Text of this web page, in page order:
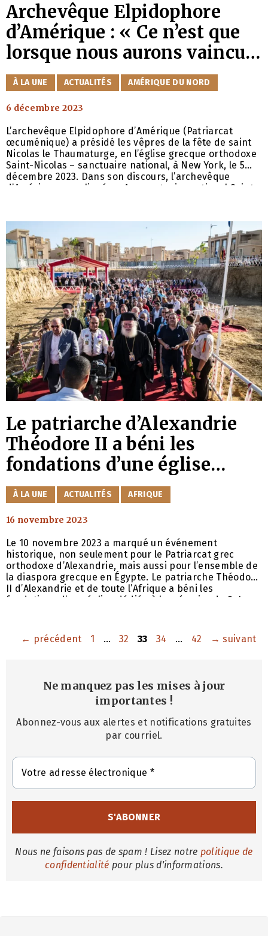
Archevêque Elpidophore
d’Amérique : « Ce n’est que
lorsque nous aurons vaincu
nos passions que nous
pourrons représenter la
volonté de Dieu dans notre
vie
CATÉGORIES
À LA UNE ACTUALITÉS AMÉRIQUE DU NORD
6 décembre 2023
L’archevêque Elpidophore d’Amérique (Patriarcat
œcuménique) a présidé les vêpres de la fête de saint
Nicolas le Thaumaturge, en l’église grecque orthodoxe
Saint-Nicolas – sanctuaire national, à New York, le 5
décembre 2023. Dans son discours, l’archevêque
d’Amérique a souligné : « Au sanctuaire national Saint-
de la précieuse relique sacrée de sa sainte main,
offerte par
Le patriarche d’Alexandrie
Théodore II a béni les
fondations d’une église
orthodoxe dans la nouvelle
capitale administrative
égyptienne
CATÉGORIES
À LA UNE ACTUALITÉS AFRIQUE
16 novembre 2023
Le 10 novembre 2023 a marqué un événement
historique, non seulement pour le Patriarcat grec
orthodoxe d’Alexandrie, mais aussi pour l’ensemble de
la diaspora grecque en Égypte. Le patriarche Théodore
II d’Alexandrie et de toute l’Afrique a béni les
fondations d’une église dédiée à la mémoire de S. Jean
communément appelée Nouveau Caire. La cérémonie a
attiré des centaines
← précédent Page
1 … Page
32 Page
33 Page
34 … Page
42 → suivant
Ne manquez pas les mises à jour
importantes !
Abonnez-vous aux alertes et notifications gratuites
par courriel.
Nous ne faisons pas de spam ! Lisez notre politique de
confidentialité pour plus d'informations.